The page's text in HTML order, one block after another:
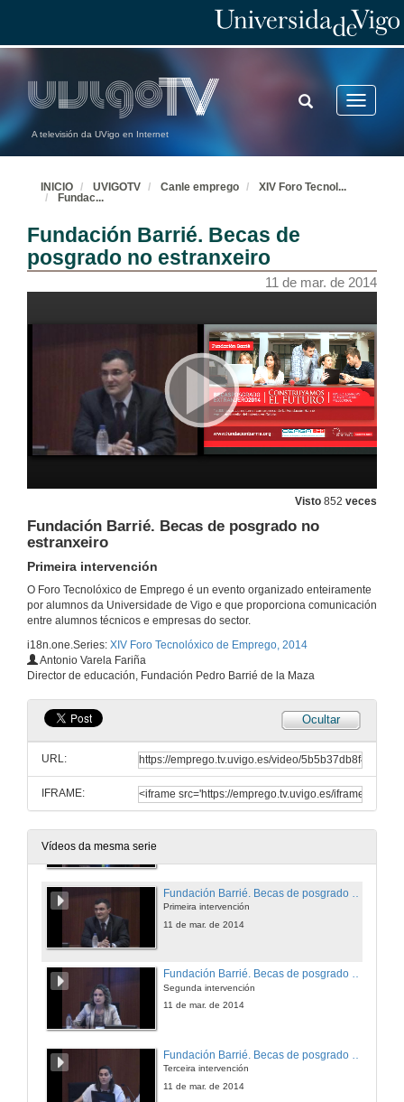
A televisión da UVigo en Internet
Toggle
TOGGLE
SEARCH
INICIO UVIGOTV Canle emprego XIV Foro Tecnol ...
Fundac...
Fundación Barrié. Becas de
posgrado no estranxeiro
11 de mar. de 2014
Visto 852 veces
Fundación Barrié. Becas de posgrado no
estranxeiro
Primeira intervención
O Foro Tecnolóxico de Emprego é un evento organizado enteiramente
por alumnos da Universidade de Vigo e que proporciona comunicación
entre alumnos técnicos e empresas do sector.
i18n.one.Series: XIV Foro Tecnolóxico de Emprego, 2014
Antonio Varela Fariña
Director de educación, Fundación Pedro Barrié de la Maza
Ocultar
URL:
IFRAME:
Vídeos da mesma serie
Oferta de emprego das FFAA para universitarios españois
11 de mar. de 2014
Segunda intervención
11 de mar. de 2014
11 de mar. de 2014
11 de mar. de 2014
Productos ecoforest
Primeira intervención
11 de mar. de 2014
Fundación Barrié. Becas de posgrado no estranxeiro
Segunda intervención
11 de mar. de 2014
Terceira intervención
11 de mar. de 2014